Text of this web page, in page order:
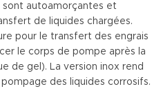
sont autoamorçantes et
de liquides chargées.
pour le transfert des engrais
le corps de pompe après la
de gel). La version inox rend
des liquides corrosifs.